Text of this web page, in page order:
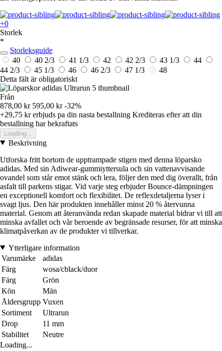
+0
Storlek
*
Storleksguide
40
40 2/3 41 1/3 42 42 2/3 43 1/3
44
44 2/3
45 1/3 46 46 2/3 47 1/3
48
Detta fält är obligatoriskt
Från
878,00 kr 595,00 kr -32%
+29,75 krerbjuds pa din nasta bestallning Krediteras efter att din
bestallning har bekraftats
Loading...
Beskrivning
Utforska fritt bortom de upptrampade stigen med denna löparsko
adidas. Med sin Adiwear-gummiyttersula och sin vattenavvisande
ovandel som står emot stänk och lera, följer den med dig överallt, från
asfalt till parkens stigar. Vid varje steg erbjuder Bounce-dämpningen
en exceptionell komfort och flexibilitet. De reflexdetaljerna lyser i
svagt ljus. Den här produkten innehåller minst 20 % återvunna
material. Genom att återanvända redan skapade material bidrar vi till att
minska avfallet och vår beroende av begränsade resurser, för att minska
klimatpåverkan av de produkter vi tillverkar.
Ytterligare information
Varumärke
adidas
Färg
wosa/cblack/duor
Färg
Grön
Kön
Män
Åldersgrupp Vuxen
Sortiment
Ultrarun
Drop
11 mm
Stabilitet
Neutre
Loading...